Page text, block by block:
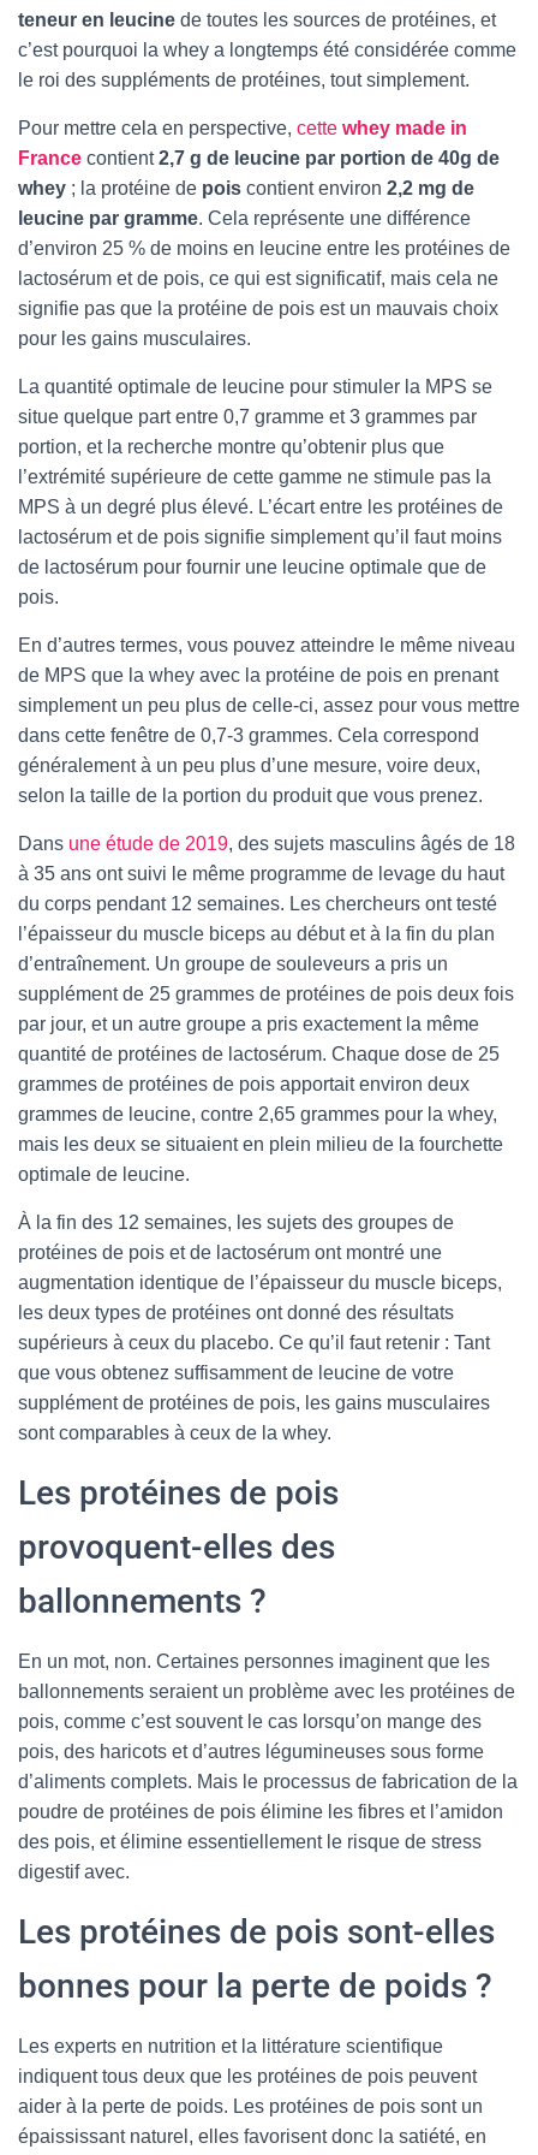
teneur en leucine de toutes les sources de protéines, et
c’est pourquoi la whey a longtemps été considérée comme
le roi des suppléments de protéines, tout simplement.
Pour mettre cela en perspective, cette whey made in
France contient2,7 g de leucine par portion de 40g de
whey ; la protéine de pois contient environ 2,2 mg de
leucine par gramme. Cela représente une différence
d’environ 25 % de moins en leucine entre les protéines de
lactosérum et de pois, ce qui est significatif, mais cela ne
signifie pas que la protéine de pois est un mauvais choix
pour les gains musculaires.
La quantité optimale de leucine pour stimuler la MPS se
situe quelque part entre 0,7 gramme et 3 grammes par
portion, et la recherche montre qu’obtenir plus que
l’extrémité supérieure de cette gamme ne stimule pas la
MPS à un degré plus élevé. L’écart entre les protéines de
lactosérum et de pois signifie simplement qu’il faut moins
de lactosérum pour fournir une leucine optimale que de
pois.
En d’autres termes, vous pouvez atteindre le même niveau
de MPS que la whey avec la protéine de pois en prenant
simplement un peu plus de celle-ci, assez pour vous mettre
dans cette fenêtre de 0,7-3 grammes. Cela correspond
généralement à un peu plus d’une mesure, voire deux,
selon la taille de la portion du produit que vous prenez.
Dans une étude de 2019, des sujets masculins âgés de 18
à 35 ans ont suivi le même programme de levage du haut
du corps pendant 12 semaines. Les chercheurs ont testé
l’épaisseur du muscle biceps au début et à la fin du plan
d’entraînement. Un groupe de souleveurs a pris un
supplément de 25 grammes de protéines de pois deux fois
par jour, et un autre groupe a pris exactement la même
quantité de protéines de lactosérum. Chaque dose de 25
grammes de protéines de pois apportait environ deux
grammes de leucine, contre 2,65 grammes pour la whey,
mais les deux se situaient en plein milieu de la fourchette
optimale de leucine.
À la fin des 12 semaines, les sujets des groupes de
protéines de pois et de lactosérum ont montré une
augmentation identique de l’épaisseur du muscle biceps,
les deux types de protéines ont donné des résultats
supérieurs à ceux du placebo. Ce qu’il faut retenir : Tant
que vous obtenez suffisamment de leucine de votre
supplément de protéines de pois, les gains musculaires
sont comparables à ceux de la whey.
Les protéines de pois
provoquent-elles des
ballonnements ?
En un mot, non. Certaines personnes imaginent que les
ballonnements seraient un problème avec les protéines de
pois, comme c’est souvent le cas lorsqu’on mange des
pois, des haricots et d’autres légumineuses sous forme
d’aliments complets. Mais le processus de fabrication de la
poudre de protéines de pois élimine les fibres et l’amidon
des pois, et élimine essentiellement le risque de stress
digestif avec.
Les protéines de pois sont-elles
bonnes pour la perte de poids ?
Les experts en nutrition et la littérature scientifique
indiquent tous deux que les protéines de pois peuvent
aider à la perte de poids. Les protéines de pois sont un
épaississant naturel, elles favorisent donc la satiété, en